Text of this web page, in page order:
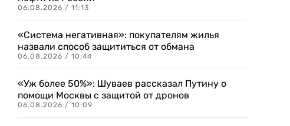
06.08.2026 / 11:13
«Система негативная»: покупателям жилья
назвали способ защититься от обмана
06.08.2026 / 10:44
«Уж более 50%»: Шуваев рассказал Путину о
помощи Москвы с защитой от дронов
06.08.2026 / 10:09